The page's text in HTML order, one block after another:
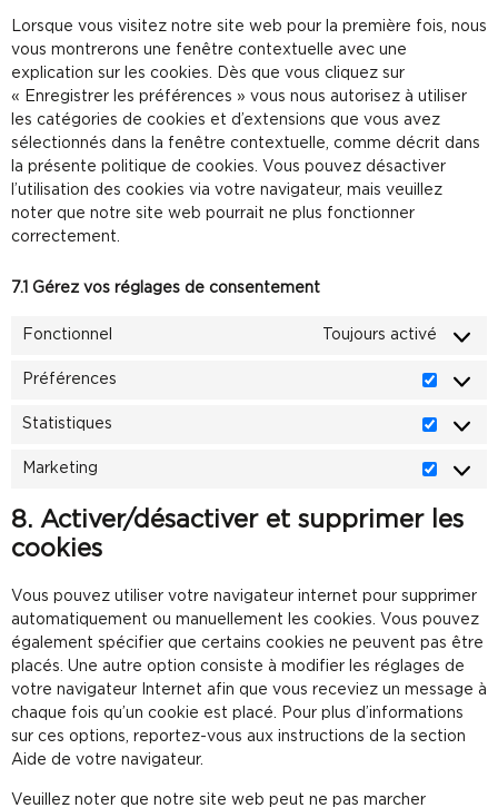
Lorsque vous visitez notre site web pour la première fois, nous
vous montrerons une fenêtre contextuelle avec une
explication sur les cookies. Dès que vous cliquez sur
« Enregistrer les préférences » vous nous autorisez à utiliser
les catégories de cookies et d’extensions que vous avez
sélectionnés dans la fenêtre contextuelle, comme décrit dans
la présente politique de cookies. Vous pouvez désactiver
l’utilisation des cookies via votre navigateur, mais veuillez
noter que notre site web pourrait ne plus fonctionner
correctement.
7.1 Gérez vos réglages de consentement
Fonctionnel Toujours activé
Préférences
Statistiques
Marketing
8. Activer/désactiver et supprimer les
cookies
Vous pouvez utiliser votre navigateur internet pour supprimer
automatiquement ou manuellement les cookies. Vous pouvez
également spécifier que certains cookies ne peuvent pas être
placés. Une autre option consiste à modifier les réglages de
votre navigateur Internet afin que vous receviez un message à
chaque fois qu’un cookie est placé. Pour plus d’informations
sur ces options, reportez-vous aux instructions de la section
Aide de votre navigateur.
Veuillez noter que notre site web peut ne pas marcher